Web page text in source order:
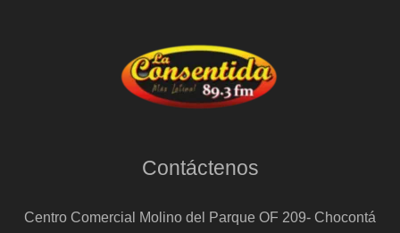
Contáctenos
Centro Comercial Molino del Parque OF 209- Chocontá